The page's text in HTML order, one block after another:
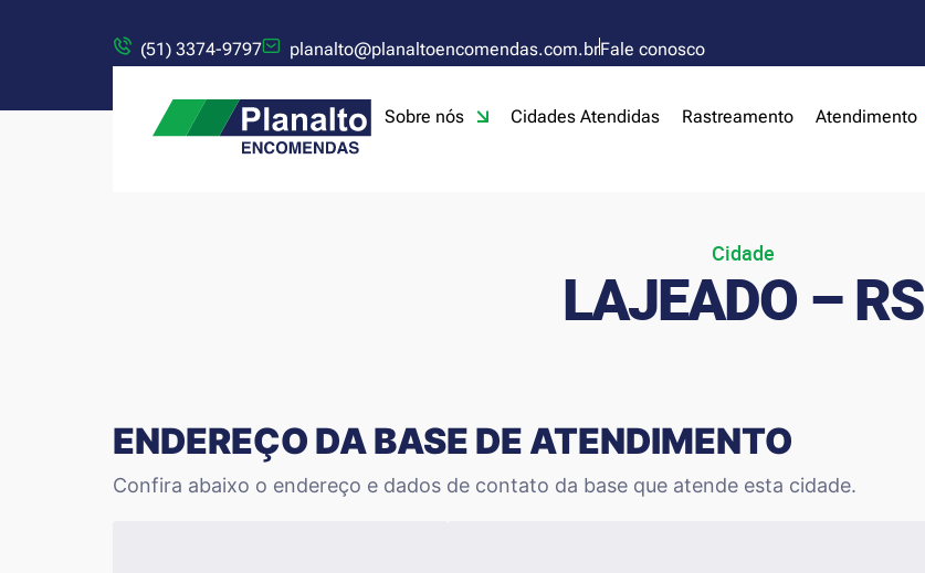
(51) 3374-9797 planalto@planaltoencomendas.com.brFale conosco
Sobre nós Cidades Atendidas Rastreamento Atendimento
Cidade
LAJEADO – RS
ENDEREÇO DA BASE DE ATENDIMENTO
Confira abaixo o endereço e dados de contato da base que atende esta cidade.